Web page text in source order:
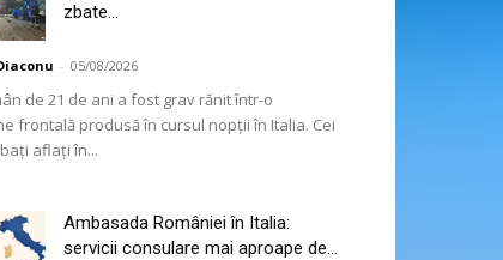
zbate...
- 05/08/2026
de 21 de ani a fost grav rănit într-o
frontală produsă în cursul nopții în Italia. Cei
aflați în...
Ambasada României în Italia:
servicii consulare mai aproape de...